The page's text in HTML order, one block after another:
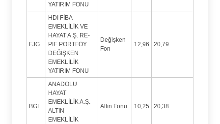
YATIRIM FONU
FJG
HDI FİBA
EMEKLİLİK VE
HAYAT A.Ş. RE-
PIE PORTFÖY
DEĞİŞKEN
EMEKLİLİK
YATIRIM FONU
Değişken
Fon
12,96 20,79
BGL
ANADOLU
HAYAT
EMEKLİLİK A.Ş.
ALTIN
EMEKLİLİK
Altın Fonu 10,25 20,38